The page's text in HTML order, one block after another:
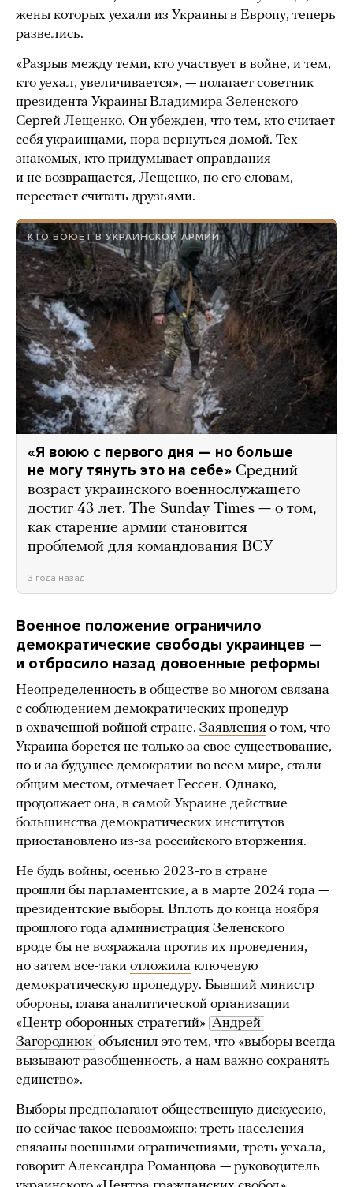
жены которых уехали из Украины в Европу, теперь
развелись.
«Разрыв между теми, кто участвует в войне, и тем,
кто уехал, увеличивается», — полагает советник
президента Украины Владимира Зеленского
Сергей Лещенко. Он убежден, что тем, кто считает
себя украинцами, пора вернуться домой. Тех
знакомых, кто придумывает оправдания
и не возвращается, Лещенко, по его словам,
перестает считать друзьями.
КТО ВОЮЕТ В УКРАИНСКОЙ АРМИИ
«Я воюю с первого дня — но больше
не могу тянуть это на себе» Средний
возраст украинского военнослужащего
достиг 43 лет. The Sunday Times — о том,
как старение армии становится
проблемой для командования ВСУ
3 года назад
Военное положение ограничило
демократические свободы украинцев —
и отбросило назад довоенные реформы
Неопределенность в обществе во многом связана
с соблюдением демократических процедур
в охваченной войной стране. Заявления о том, что
Украина борется не только за свое существование,
но и за будущее демократии во всем мире, стали
общим местом, отмечает Гессен. Однако,
продолжает она, в самой Украине действие
большинства демократических институтов
приостановлено из-за российского вторжения.
Не будь войны, осенью 2023-го в стране
прошли бы парламентские, а в марте 2024 года —
президентские выборы. Вплоть до конца ноября
прошлого года администрация Зеленского
вроде бы не возражала против их проведения,
но затем все-таки отложила ключевую
демократическую процедуру. Бывший министр
обороны, глава аналитической организации
«Центр оборонных стратегий» Андрей
Загороднюк объяснил это тем, что «выборы всегда
вызывают разобщенность, а нам важно сохранять
единство».
Выборы предполагают общественную дискуссию,
но сейчас такое невозможно: треть населения
связаны военными ограничениями, треть уехала,
говорит Александра Романцова — руководитель